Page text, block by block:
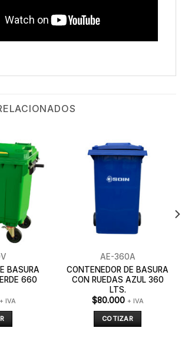
BASURA
660
+ IVA
AE-360A
CONTENEDOR DE BASURA
CON RUEDAS AZUL 360
LTS.
$80.000 + IVA
COTIZAR